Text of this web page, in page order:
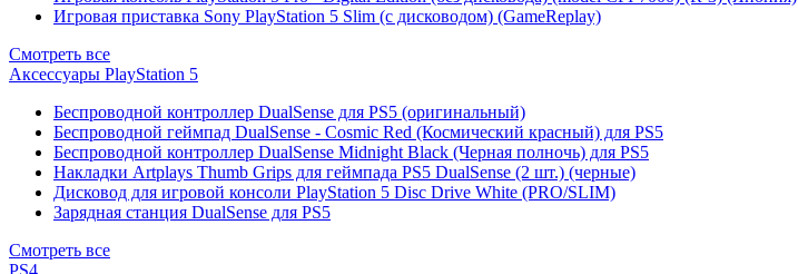
Игровая приставка Sony PlayStation 5 Slim (с дисководом) (GameReplay)
Смотреть все
Аксессуары PlayStation 5
Беспроводной контроллер DualSense для PS5 (оригинальный)
Беспроводной геймпад DualSense - Cosmic Red (Космический красный) для PS5
Беспроводной контроллер DualSense Midnight Black (Черная полночь) для PS5
Накладки Artplays Thumb Grips для геймпада PS5 DualSense (2 шт.) (черные)
Дисковод для игровой консоли PlayStation 5 Disc Drive White (PRO/SLIM)
Зарядная станция DualSense для PS5
Смотреть все
PS4